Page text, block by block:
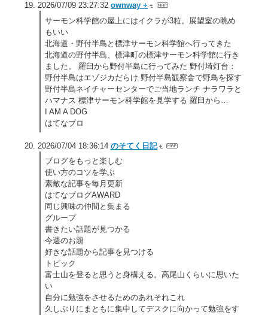
2026/07/09 23:27:32 ownway +
サーモン科学館の屋上にはイクラが3粒。展望室の眺め
もいい
北海道・野付半島と標津サーモン科学館へ行ってきた
北海道の野付半島、標津町の標津サーモン科学館に行き
ました。 羅臼から野付半島に行ってみた 野付埼灯台：
野付半島はエゾジカだらけ 野付半島観察舎で野鳥を探す
野付半島ネイチャーセンターでご当地ランチ ナラワラと
ハマナス 標津サーモン科学館を見学する 羅臼から…
I AM A DOG
はてなブロ
2026/07/04 18:36:14 のそてく日記
ブログをもっと楽しむ
使い方のコツを学ぶ
素敵な記事を毎月更新
はてなブログAWARD
同じ興味の仲間と集まる
グループ
書きたい話題が見つかる
今週のお題
好きな話題から記事を見つける
トピック
富士山を登ると思うと身構える。高尾山くらいに思いた
い
自分に勉強をさせるためのあれそれこれ
久しぶりにまともに集中してデスクに向かって勉強をす